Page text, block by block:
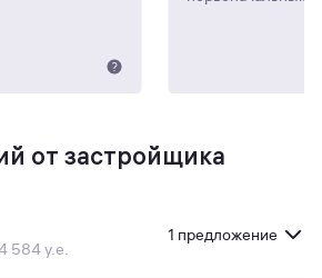
от застройщика
584 у.е.
1 предложение